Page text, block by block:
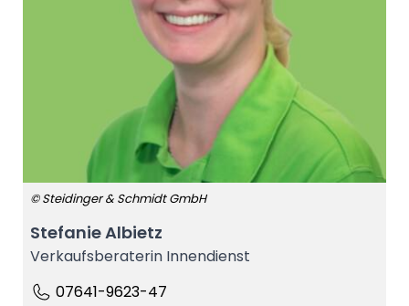
© Steidinger & Schmidt GmbH
Stefanie Albietz
Verkaufsberaterin Innendienst
07641-9623-47